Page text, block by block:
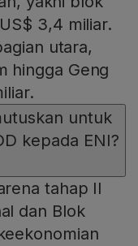
3,4 miliar.
utara,
hingga Geng
untuk
kepada ENI?
tahap II
dan Blok